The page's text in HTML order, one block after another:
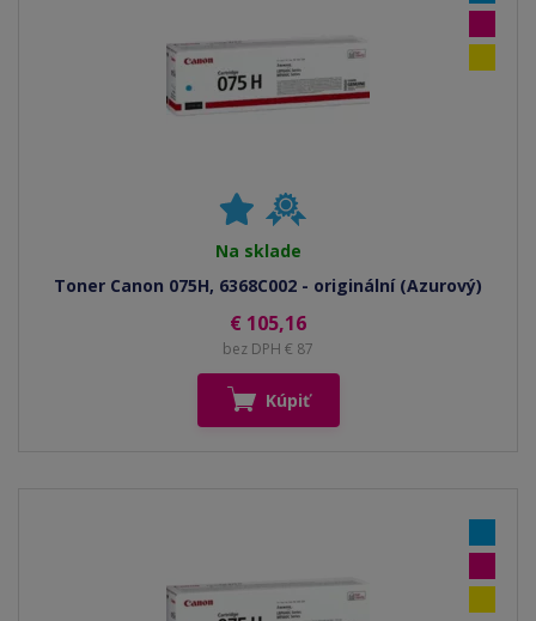
Na sklade
Toner Canon 075H, 6368C002 - originální (Azurový)
€ 105,16
bez DPH € 87
Kúpiť